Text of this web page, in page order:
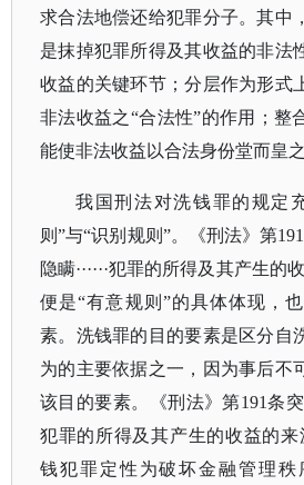
求合法地偿还给犯罪分子。其中
是抹掉犯罪所得及其收益的非法
收益的关键环节；分层作为形式
非法收益之“合法性”的作用；整
能使非法收益以合法身份堂而皇
我国刑法对洗钱罪的规定
则”与“识别规则”。《刑法》第
隐瞒······犯罪的所得及其产生的
便是“有意规则”的具体体现，
素。洗钱罪的目的要素是区分自
为的主要依据之一，因为事后不
该目的要素。《刑法》第191条突
犯罪的所得及其产生的收益的
钱犯罪定性为破坏金融管理秩